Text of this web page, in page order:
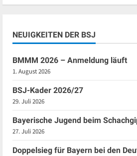
NEUIGKEITEN DER BSJ
BMMM 2026 – Anmeldung läuft
1. August 2026
BSJ-Kader 2026/27
29. Juli 2026
Bayerische Jugend beim
27. Juli 2026
Doppelsieg für Bayern bei den